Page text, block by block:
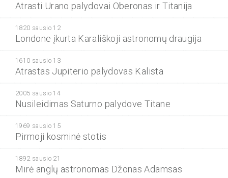
Atrasti Urano palydovai Oberonas ir Titanija
1820 sausio 12
Londone įkurta Karališkoji astronomų draugija
1610 sausio 13
Atrastas Jupiterio palydovas Kalista
2005 sausio 14
Nusileidimas Saturno palydove Titane
1969 sausio 15
Pirmoji kosminė stotis
1892 sausio 21
Mirė anglų astronomas Džonas Adamsas